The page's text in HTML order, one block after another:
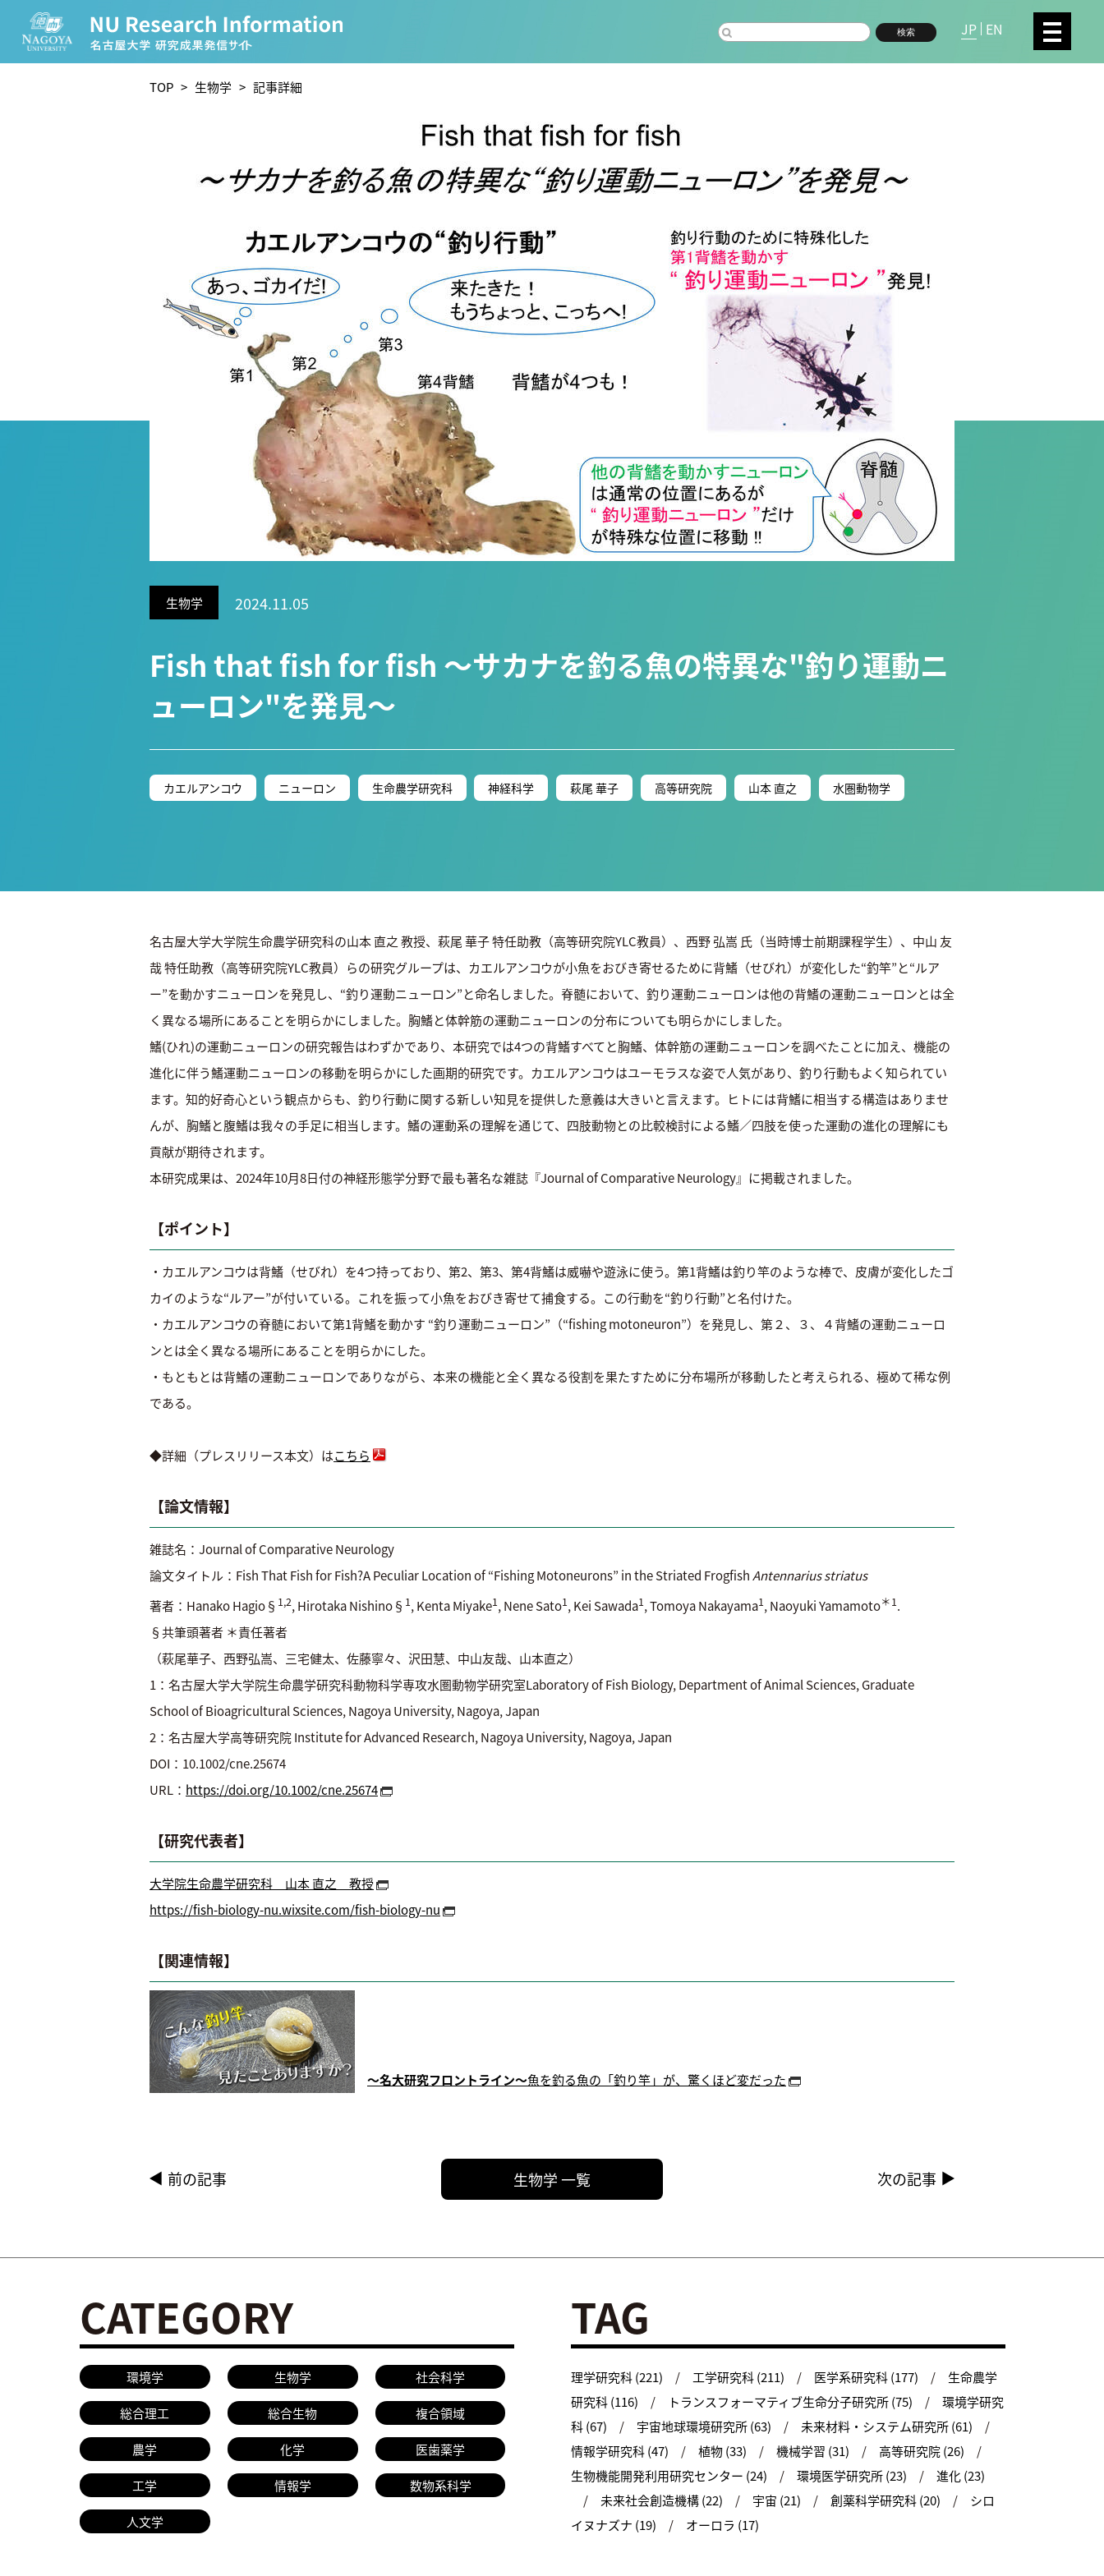
検索 JP EN
CATEGORY
工学研究科 (211) 医学系研究科 (177) 生命農学研究科 (116) トランスフォーマティブ生命分子研究所 (75) 環境学研究科 (67)
宙地球環境研究所 (63)
未来材料・システム研究所 (61) 情報学研究科 (47) 植物 (33) 機械学習 (31) 高等研究院 (26)
生物機能開発利用研究センタ
環境医学研究所 (23) 未来社会創造機構 (22) 宇宙 (21) 創薬科学研究科 (20) シロイヌナズナ (19)
Research VIDEOS
Researchers' VOICE
研究者総覧
TOP > 生物学 > 記事詳細
生物学 2024.11.05
Fish that fish for fish ～サカナを釣る魚の特異な"釣り運動ニ
ューロン"を発見～
カエルアンコウ ニューロン 生命農学研究科 神経科学 萩尾 華子 高等研究院 山本 直之 水圏動物学
名古屋大学大学院生命農学研究科の山本 直之 教授、萩尾 華子 特任助教（高等研究院YLC教員）、西野 弘嵩 氏（当時博士前期課程学生）、中山 友
哉 特任助教（高等研究院YLC教員）らの研究グループは、カエルアンコウが小魚をおびき寄せるために背鰭（せびれ）が変化した“釣竿”と“ルア
ー”を動かすニューロンを発見し、“釣り運動ニューロン”と命名しました。脊髄において、釣り運動ニューロンは他の背鰭の運動ニューロンとは全
く異なる場所にあることを明らかにしました。胸鰭と体幹筋の運動ニューロンの分布についても明らかにしました。
鰭(ひれ)の運動ニューロンの研究報告はわずかであり、本研究では4つの背鰭すべてと胸鰭、体幹筋の運動ニューロンを調べたことに加え、機能の
進化に伴う鰭運動ニューロンの移動を明らかにした画期的研究です。カエルアンコウはユーモラスな姿で人気があり、釣り行動もよく知られてい
ます。知的好奇心という観点からも、釣り行動に関する新しい知見を提供した意義は大きいと言えます。ヒトには背鰭に相当する構造はありませ
んが、胸鰭と腹鰭は我々の手足に相当します。鰭の運動系の理解を通じて、四肢動物との比較検討による鰭／四肢を使った運動の進化の理解にも
貢献が期待されます。
本研究成果は、2024年10月8日付の神経形態学分野で最も著名な雑誌『Journal of Comparative Neurology』に掲載されました。
【ポイント】
・カエルアンコウは背鰭（せびれ）を4つ持っており、第2、第3、第4背鰭は威嚇や遊泳に使う。第1背鰭は釣り竿のような棒で、皮膚が変化したゴ
カイのような“ルアー”が付いている。これを振って小魚をおびき寄せて捕食する。この行動を“釣り行動”と名付けた。
・カエルアンコウの脊髄において第1背鰭を動かす “釣り運動ニューロン”（“fishing motoneuron”）を発見し、第２、３、４背鰭の運動ニューロ
ンとは全く異なる場所にあることを明らかにした。
・もともとは背鰭の運動ニューロンでありながら、本来の機能と全く異なる役割を果たすために分布場所が移動したと考えられる、極めて稀な例
である。
◆詳細（プレスリリース本文）はこちら
【論文情報】
雑誌名：Journal of Comparative Neurology
論文タイトル：Fish That Fish for Fish?A Peculiar Location of “Fishing Motoneurons” in the Striated FrogfishAntennarius striatus
著者：Hanako Hagio§ 1,2, Hirotaka Nishino§ 1, Kenta Miyake1, Nene Sato1, Kei Sawada1, Tomoya Nakayama1, Naoyuki Yamamoto＊1.
§共筆頭著者 ＊責任著者
（萩尾華子、西野弘嵩、三宅健太、佐藤寧々、沢田慧、中山友哉、山本直之）
1：名古屋大学大学院生命農学研究科動物科学専攻水圏動物学研究室Laboratory of Fish Biology, Department of Animal Sciences, Graduate
School of Bioagricultural Sciences, Nagoya University, Nagoya, Japan
2：名古屋大学高等研究院 Institute for Advanced Research, Nagoya University, Nagoya, Japan
DOI：10.1002/cne.25674
URL： https://doi.org/10.1002/cne.25674
【研究代表者】
大学院生命農学研究科 山本 直之 教授
https://fish-biology-nu.wixsite.com/fish-biology-nu
【関連情報】
～名大研究フロントライン～魚を釣る魚の「釣り竿」が、驚くほど変だった
前の記事 生物学 一覧 次の記事
CATEGORY
環境学 生物学 社会科学
総合理工 総合生物 複合領域
農学 化学 医歯薬学
工学 情報学 数物系科学
人文学
TAG
理学研究科 (221) 工学研究科 (211) 医学系研究科 (177)
生命農学
研究科 (116)
トランスフォーマティブ生命分子研究所 (75)
環境学研究
科 (67)
宇宙地球環境研究所 (63)
未来材料・システム研究所 (61)
情報学研究科 (47)
植物 (33) 機械学習 (31)
高等研究院 (26)
生物機能開発利用研究センター (24)
環境医学研究所 (23)
進化 (23)
未来社会創造機構 (22)
宇宙 (21) 創薬科学研究科 (20)
シロ
イヌナズナ (19)
オーロラ (17)